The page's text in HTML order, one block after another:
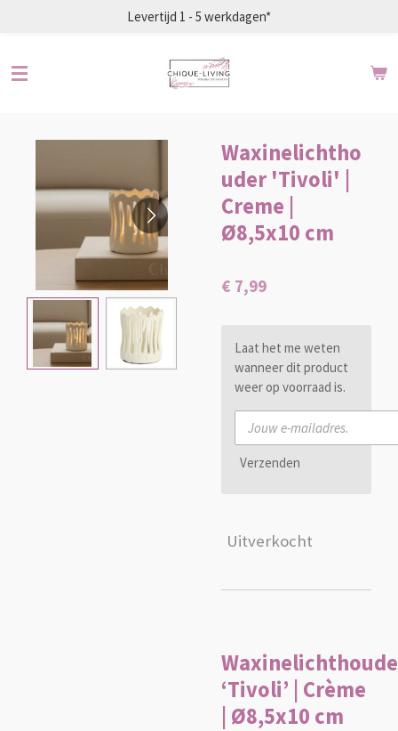
de
Levertijd 1 - 5 werkdagen*
Waxinelichtho
uder 'Tivoli' |
Creme |
Ø8,5x10 cm
€ 7,99
Laat het me weten
wanneer dit product
weer op voorraad is.
Verzenden
Uitverkocht
‘Tivoli’ | Crème
| Ø8,5x10 cm